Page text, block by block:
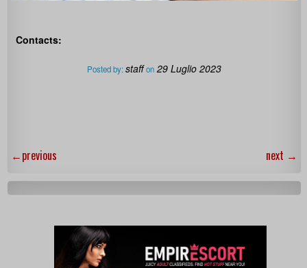
Contacts:
Posted by:staff on 29 Luglio 2023
←previous next →